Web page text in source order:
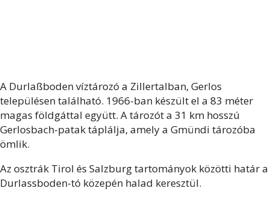
A Durlaßboden víztározó a Zillertalban, Gerlos
településen található. 1966-ban készült el a 83 méter
magas földgáttal együtt. A tározót a 31 km hosszú
Gerlosbach-patak táplálja, amely a Gmündi tározóba
ömlik.
Az osztrák Tirol és Salzburg tartományok közötti határ a
Durlassboden-tó közepén halad keresztül.